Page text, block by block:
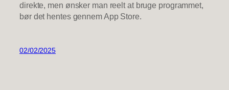
direkte, men ønsker man reelt at bruge programmet,
bør det hentes gennem App Store.
02/02/2025